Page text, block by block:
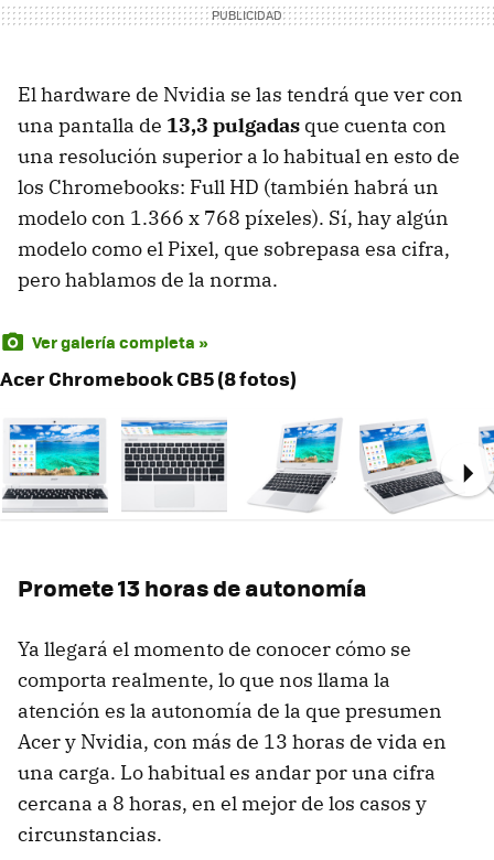
El hardware de Nvidia se las tendrá que ver con
una pantalla de 13,3 pulgadas que cuenta con
una resolución superior a lo habitual en esto de
los Chromebooks: Full HD (también habrá un
modelo con 1.366 x 768 píxeles). Sí, hay algún
modelo como el Pixel, que sobrepasa esa cifra,
pero hablamos de la norma.
Ver galería completa »
Acer Chromebook CB5 (8 fotos)
Promete 13 horas de autonomía
Ya llegará el momento de conocer cómo se
comporta realmente, lo que nos llama la
atención es la autonomía de la que presumen
Acer y Nvidia, con más de 13 horas de vida en
una carga. Lo habitual es andar por una cifra
cercana a 8 horas, en el mejor de los casos y
circunstancias.